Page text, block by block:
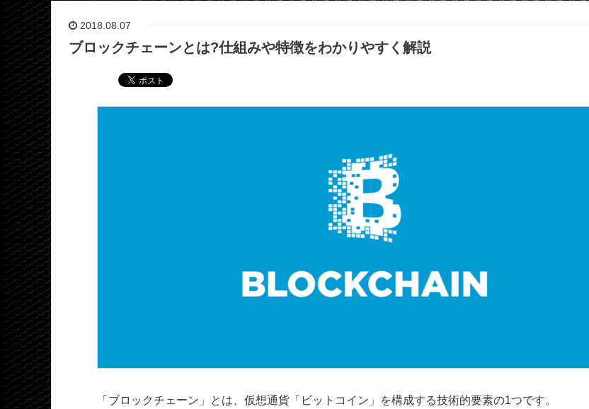
2018.08.07
ブロックチェーンとは?仕組みや特徴をわかりやすく解説
「ブロックチェーン」とは、仮想通貨「ビットコイン」を構成する技術的要素の1つです。